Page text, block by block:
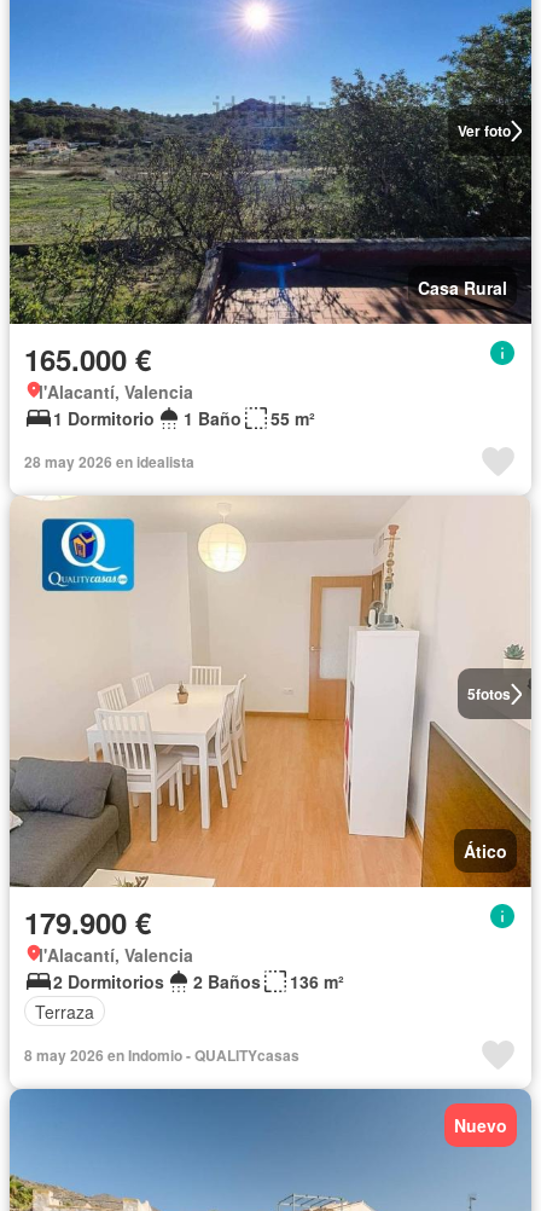
Ver foto
Casa Rural
165.000 €
l'Alacantí, Valencia
1 Dormitorio
1 Baño 55 m²
28 may 2026 en idealista
5fotos
Ático
179.900 €
l'Alacantí, Valencia
2 Dormitorios
2 Baños
136 m²
Terraza
8 may 2026 en Indomio - QUALITYcasas
Nuevo